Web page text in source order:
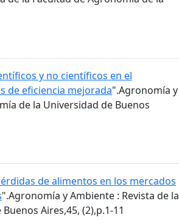
y no científicos en el
de eficiencia mejorada".Agronomía y
de la Universidad de Buenos
de alimentos en los mercados
".Agronomía y Ambiente : Revista de la
Aires,45, (2),p.1-11